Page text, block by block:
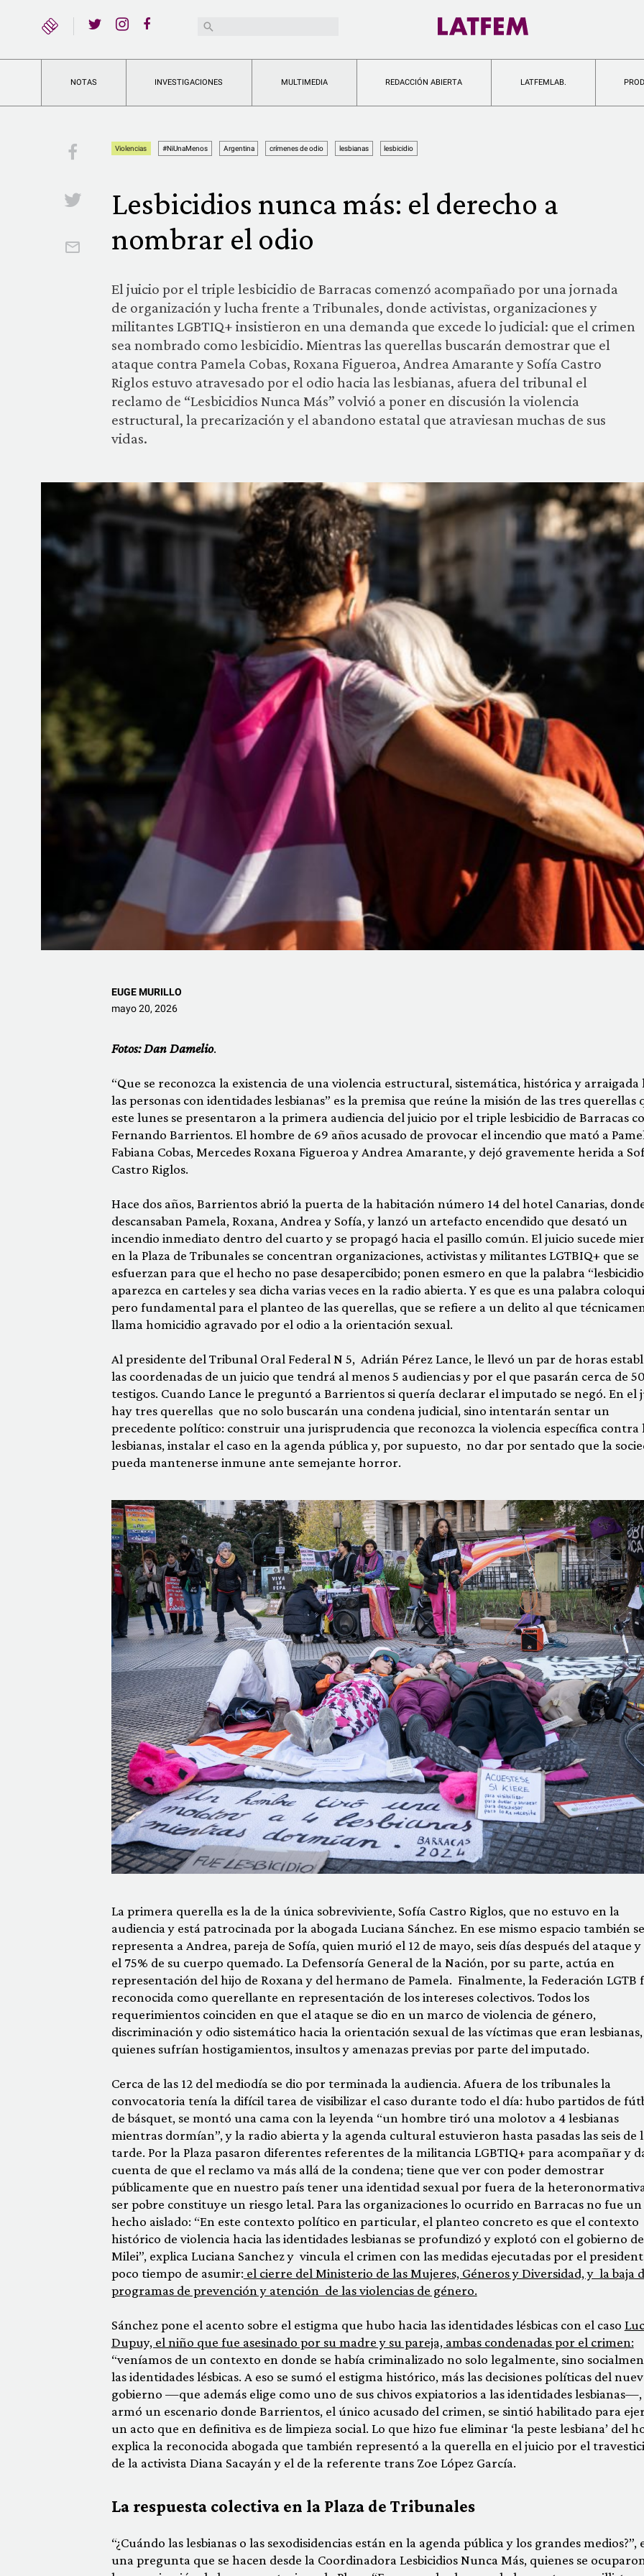
YouTubeBuscar:
NOTAS INVESTIGACIONES MULTIMEDIA REDACCIÓN ABIERTA LATFEMLAB.
Facebook
Twitter
Email
Violencias #NiUnaMenos Argentina crímenes de odio lesbianas lesbicidio
Lesbicidios nunca más: el derecho a
nombrar el odio
El juicio por el triple lesbicidio de Barracas comenzó acompañado por una jornada
de organización y lucha frente a Tribunales, donde activistas, organizaciones y
militantes LGBTIQ+ insistieron en una demanda que excede lo judicial: que el crimen
sea nombrado como lesbicidio. Mientras las querellas buscarán demostrar que el
ataque contra Pamela Cobas, Roxana Figueroa, Andrea Amarante y Sofía Castro
Riglos estuvo atravesado por el odio hacia las lesbianas, afuera del tribunal el
reclamo de “Lesbicidios Nunca Más” volvió a poner en discusión la violencia
estructural, la precarización y el abandono estatal que atraviesan muchas de sus
vidas.
EUGE MURILLO
mayo 20, 2026
Fotos: Dan Damelio.
“Que se reconozca la existencia de una violencia estructural, sistemática, histórica y arraigada
las personas con identidades lesbianas” es la premisa que reúne la misión de las tres querellas
este lunes se presentaron a la primera audiencia del juicio por el triple lesbicidio de Barracas
Fernando Barrientos. El hombre de 69 años acusado de provocar el incendio que mató a
Fabiana Cobas, Mercedes Roxana Figueroa y Andrea Amarante, y dejó gravemente herida a
Castro Riglos.
Hace dos años, Barrientos abrió la puerta de la habitación número 14 del hotel Canarias,
descansaban Pamela, Roxana, Andrea y Sofía, y lanzó un artefacto encendido que desató un
incendio inmediato dentro del cuarto y se propagó hacia el pasillo común. El juicio sucede
en la Plaza de Tribunales se concentran organizaciones, activistas y militantes LGTBIQ+ que se
esfuerzan para que el hecho no pase desapercibido; ponen esmero en que la palabra
aparezca en carteles y sea dicha varias veces en la radio abierta. Y es que es una palabra
pero fundamental para el planteo de las querellas, que se refiere a un delito al que
llama homicidio agravado por el odio a la orientación sexual.
Al presidente del Tribunal Oral Federal N 5, Adrián Pérez Lance, le llevó un par de horas
las coordenadas de un juicio que tendrá al menos 5 audiencias y por el que pasarán cerca de
testigos. Cuando Lance le preguntó a Barrientos si quería declarar el imputado se negó. En el
hay tres querellas que no solo buscarán una condena judicial, sino intentarán sentar un
precedente político: construir una jurisprudencia que reconozca la violencia específica contra
lesbianas, instalar el caso en la agenda pública y, por supuesto, no dar por sentado que la
pueda mantenerse inmune ante semejante horror.
La primera querella es la de la única sobreviviente, Sofía Castro Riglos, que no estuvo en la
audiencia y está patrocinada por la abogada Luciana Sánchez. En ese mismo espacio también se
representa a Andrea, pareja de Sofía, quien murió el 12 de mayo, seis días después del ataque
el 75% de su cuerpo quemado. La Defensoría General de la Nación, por su parte, actúa en
representación del hijo de Roxana y del hermano de Pamela. Finalmente, la Federación LGTB
reconocida como querellante en representación de los intereses colectivos. Todos los
requerimientos coinciden en que el ataque se dio en un marco de violencia de género,
discriminación y odio sistemático hacia la orientación sexual de las víctimas que eran lesbianas,
quienes sufrían hostigamientos, insultos y amenazas previas por parte del imputado.
Cerca de las 12 del mediodía se dio por terminada la audiencia. Afuera de los tribunales la
convocatoria tenía la difícil tarea de visibilizar el caso durante todo el día: hubo partidos de
de básquet, se montó una cama con la leyenda “un hombre tiró una molotov a 4 lesbianas
mientras dormían”, y la radio abierta y la agenda cultural estuvieron hasta pasadas las seis de
tarde. Por la Plaza pasaron diferentes referentes de la militancia LGBTIQ+ para acompañar y
cuenta de que el reclamo va más allá de la condena; tiene que ver con poder demostrar
públicamente que en nuestro país tener una identidad sexual por fuera de la
ser pobre constituye un riesgo letal. Para las organizaciones lo ocurrido en Barracas no fue un
hecho aislado: “En este contexto político en particular, el planteo concreto es que el contexto
histórico de violencia hacia las identidades lesbianas se profundizó y explotó con el gobierno de
Milei”, explica Luciana Sanchez y vincula el crimen con las medidas ejecutadas por el
poco tiempo de asumir: el cierre del Ministerio de las Mujeres, Géneros y Diversidad, y la baja
programas de prevención y atención de las violencias de género.
Sánchez pone el acento sobre el estigma que hubo hacia las identidades lésbicas con el caso
Dupuy, el niño que fue asesinado por su madre y su pareja, ambas condenadas por el crimen:
“veníamos de un contexto en donde se había criminalizado no solo legalmente, sino
las identidades lésbicas. A eso se sumó el estigma histórico, más las decisiones políticas del
gobierno —que además elige como uno de sus chivos expiatorios a las identidades lesbianas—,
armó un escenario donde Barrientos, el único acusado del crimen, se sintió habilitado para
un acto que en definitiva es de limpieza social. Lo que hizo fue eliminar ‘la peste lesbiana’ del
explica la reconocida abogada que también representó a la querella en el juicio por el
de la activista Diana Sacayán y el de la referente trans Zoe López García.
La respuesta colectiva en la Plaza de Tribunales
“¿Cuándo las lesbianas o las sexodisidencias están en la agenda pública y los grandes medios?”,
una pregunta que se hacen desde la Coordinadora Lesbicidios Nunca Más, quienes se